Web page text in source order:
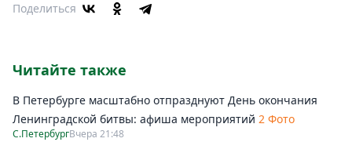
Поделиться
Читайте также
В Петербурге масштабно отпразднуют День окончания
Ленинградской битвы: афиша мероприятий 2 Фото
С.ПетербургВчера 21:48